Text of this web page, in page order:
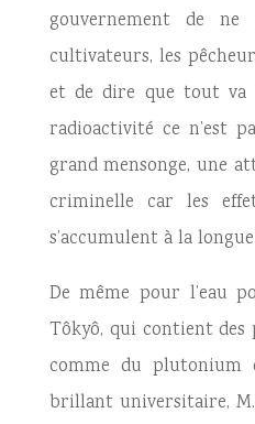
gouvernement de ne
cultivateurs, les
et de dire que tout va
radioactivité ce n’est
grand mensonge, une
criminelle car les
s’accumulent à la
De même pour l’eau
Tôkyô, qui contient des
comme du plutonium
brillant universitaire,